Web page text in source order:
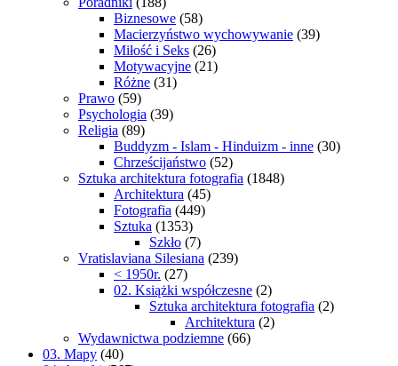
Biznesowe (58)
Macierzyństwo wychowywanie (39)
Miłość i Seks (26)
Motywacyjne (21)
Różne (31)
Prawo (59)
Psychologia (39)
Religia (89)
Buddyzm - Islam - Hinduizm - inne (30)
Chrześcijaństwo (52)
Sztuka architektura fotografia (1848)
Architektura (45)
Fotografia (449)
Sztuka (1353)
Szkło (7)
Vratislaviana Silesiana (239)
< 1950r. (27)
02. Książki współczesne (2)
Sztuka architektura fotografia (2)
Architektura (2)
Wydawnictwa podziemne (66)
03. Mapy (40)